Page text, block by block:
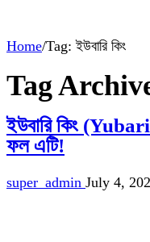
Home/Tag:ইউবারি কিং
Tag
ইউবারি কিং
ফল এটি!
super_admin July 4,